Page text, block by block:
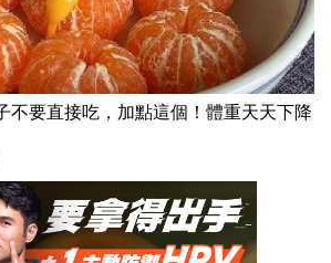
不要直接吃，加點這個！體重天天下降